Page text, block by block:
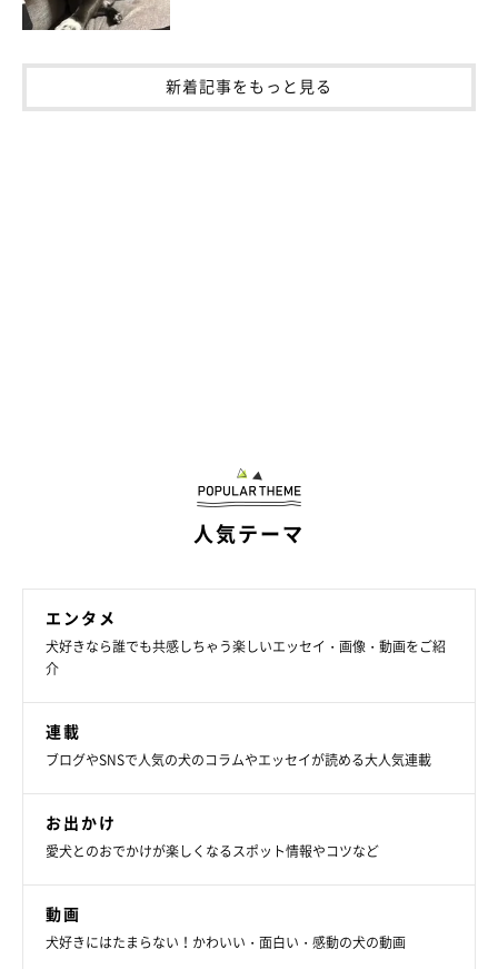
ななちゃんといぶきくん
@nana_77staglam
飼い主さん：
「じつは初めてななと会ったとき、
す。いぶきはほかの方とお見合い予定だったのですが、私たち夫
婦は『ななもいぶきも可愛かったね！』と、出会った当時からふ
たりにメロメロでした。
新着記事をもっと見る
人気テーマ
エンタメ
犬好きなら誰でも共感しちゃう楽しいエッセイ・画像・動画をご紹
介
連載
ブログやSNSで人気の犬のコラムやエッセイが読める大人気連載
お出かけ
愛犬とのおでかけが楽しくなるスポット情報やコツなど
動画
犬好きにはたまらない！かわいい・面白い・感動の犬の動画